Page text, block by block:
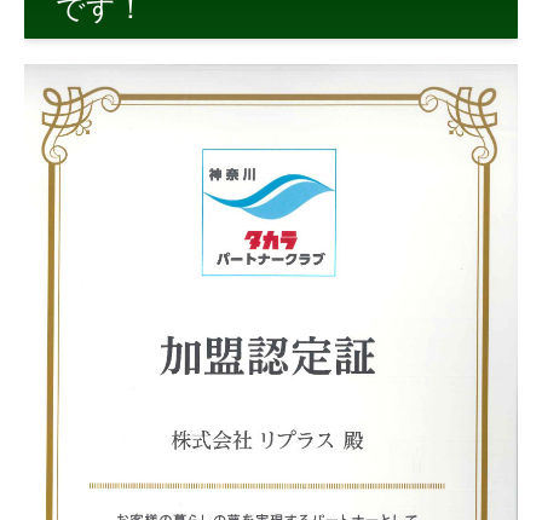
内装
外構・その他
お客様の声・笑顔アルバム
お問合せ
外装・外装屋根塗装
外装工事について
です！